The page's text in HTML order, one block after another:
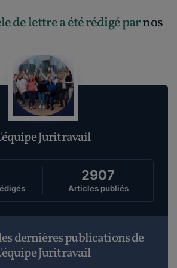
de lettre a été rédigé parnos
Juritravail
2907
Articles publiés
dernières publications de
Juritravail